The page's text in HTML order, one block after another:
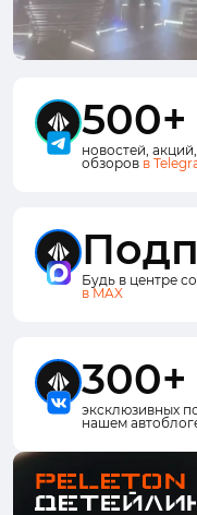
500+
новостей,
обзоров в
Будь в центре
в MAX
300+
эксклюзивных
нашем